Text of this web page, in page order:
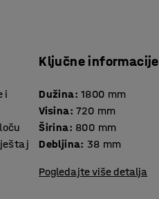
i
Ključne informacije
Dužina: 1800 mm
Visina: 720 mm
Širina: 800 mm
Debljina: 38 mm
Pogledajte više detalja